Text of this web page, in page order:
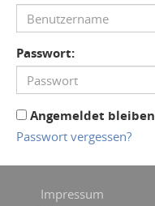
Passwort:
Angemeldet bleiben
Passwort vergessen?
Impressum